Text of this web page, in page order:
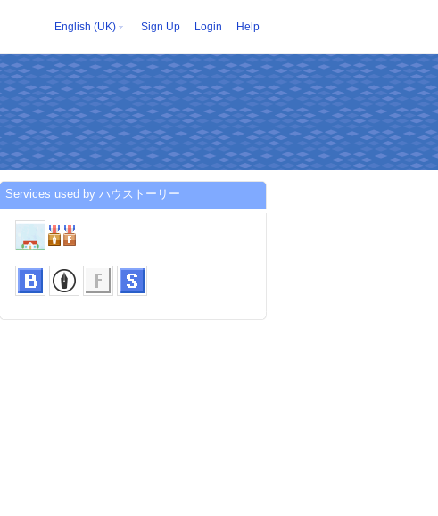
English (UK) Sign Up Login Help
Services used by ハウストーリー